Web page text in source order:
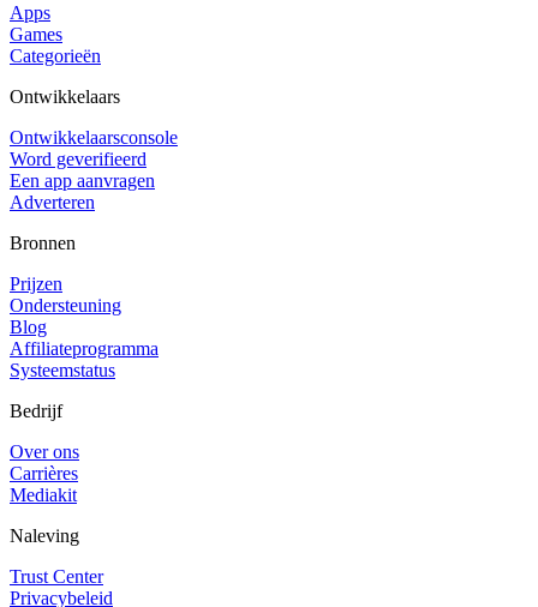
Apps
Games
Categorieën
Ontwikkelaars
Ontwikkelaarsconsole
Word geverifieerd
Een app aanvragen
Adverteren
Bronnen
Prijzen
Ondersteuning
Blog
Affiliateprogramma
Systeemstatus
Bedrijf
Over ons
Carrières
Mediakit
Naleving
Trust Center
Privacybeleid